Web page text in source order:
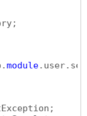
long
module